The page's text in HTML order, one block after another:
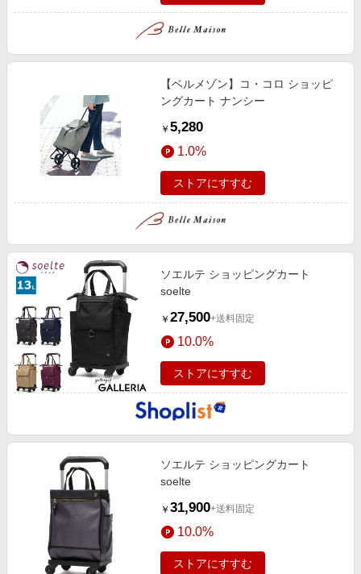
【ベルメゾン】コ・コロ ショッピ
ングカート ナンシー
￥ 5,280
1.0%
ストアにすすむ
ソエルテ ショッピングカート
soelte
￥ 27,500+送料固定
10.0%
ストアにすすむ
ソエルテ ショッピングカート
soelte
￥ 31,900+送料固定
10.0%
ストアにすすむ